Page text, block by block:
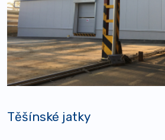
Těšínské jatky